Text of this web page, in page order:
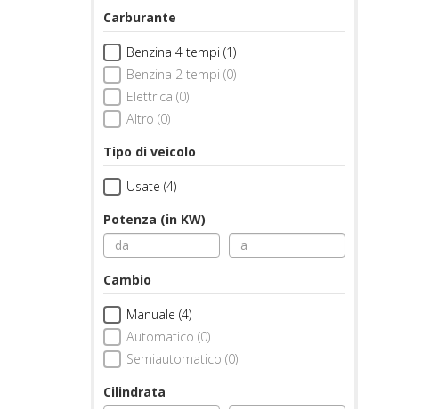
Carburante
Benzina 4 tempi (1)
Benzina 2 tempi (0)
Elettrica (0)
Altro (0)
Tipo di veicolo
Usate (4)
Potenza (in KW)
Cambio
Manuale (4)
Automatico (0)
Semiautomatico (0)
Cilindrata